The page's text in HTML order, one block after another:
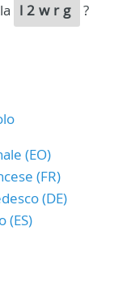
l2wrg ?
(EO)
(FR)
(DE)
(ES)